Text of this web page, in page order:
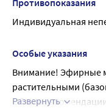
Противопоказания
Индивидуальная
Особые указания
Внимание! Эфирные
растительными
Общие
Развернуть